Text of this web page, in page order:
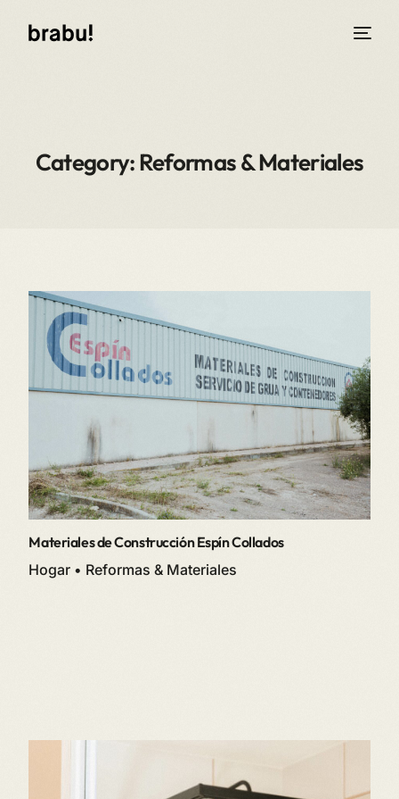
Category: Reformas & Materiales
Materiales de Construcción Espín Collados
Hogar • Reformas & Materiales